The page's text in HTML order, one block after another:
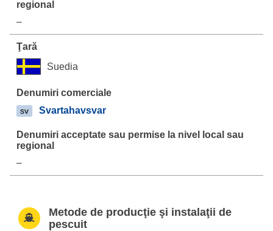
–
Suedia
sv Svartahavsvar
–
Metode de producţie şi instalaţii de
pescuit